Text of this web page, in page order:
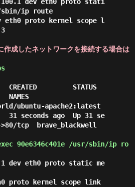
ip route
eth0 proto kernel scope l
作成したネットワークを接続する場合は
STATUS
ubuntu-apache2:latest
seconds ago  Up 31 se
tcp  brave_blackwell
90e6346c401e /usr/sbin/ip ro
dev eth0 proto static me
proto kernel scope link